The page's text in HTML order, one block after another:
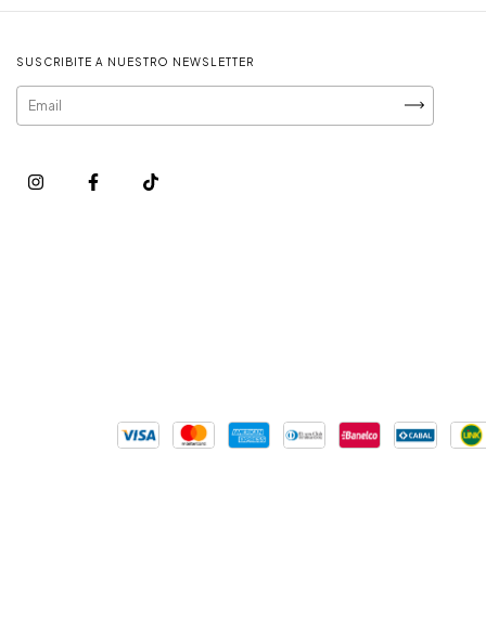
SUSCRIBITE A NUESTRO NEWSLETTER